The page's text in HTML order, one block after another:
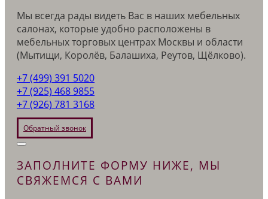
Мы всегда рады видеть Вас в наших мебельных
салонах, которые удобно расположены в
мебельных торговых центрах Москвы и области
(Мытищи, Королёв, Балашиха, Реутов, Щёлково).
+7 (499) 391 5020
+7 (925) 468 9855
+7 (926) 781 3168
Обратный звонок
ЗАПОЛНИТЕ ФОРМУ НИЖЕ, МЫ
СВЯЖЕМСЯ С ВАМИ